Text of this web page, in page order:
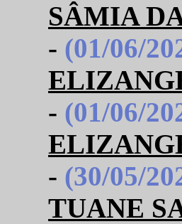
SÂMIA
- (01/06/
- (01/06/
- (30/05/
TUANE